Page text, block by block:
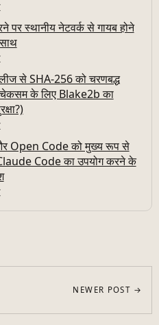
स्थानीय नेटवर्क से गायब होने
से SHA-256 को चरणबद्ध
चेकसम के लिए Blake2b का
Open Code को मुख्य रूप से
Code का उपयोग करने के
NEWER POST →